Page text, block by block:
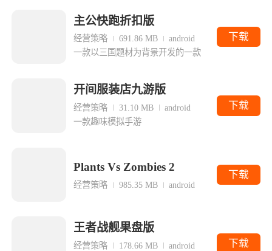
主公快跑折扣版
经营策略 691.86 MB
android
一款以三国题材为背景开发的一款
下载
开间服装店九游版
经营策略 31.10 MB
android
一款趣味模拟手游
下载
Plants Vs Zombies 2
经营策略 985.35 MB android
下载
王者战舰果盘版
经营策略 178.66 MB
android
下载